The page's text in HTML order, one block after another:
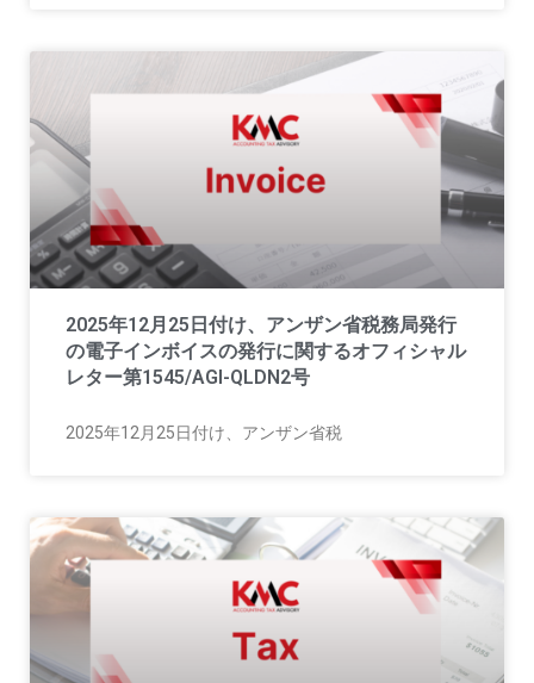
2025年12月25日付け、アンザン省税務局発行
の電子インボイスの発行に関するオフィシャル
レター第1545/AGI-QLDN2号
2025年12月25日付け、アンザン省税